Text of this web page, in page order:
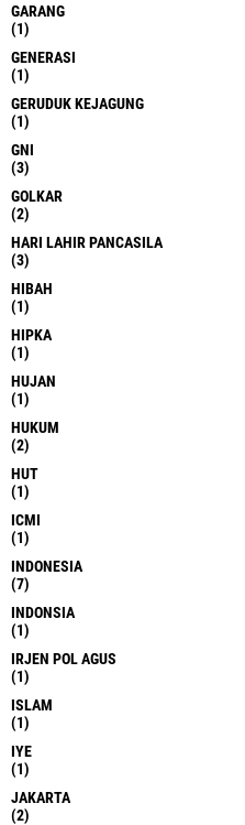
GARANG
(1)
GENERASI
(1)
GERUDUK KEJAGUNG
(1)
GNI
(3)
GOLKAR
(2)
HARI LAHIR PANCASILA
(3)
HIBAH
(1)
HIPKA
(1)
HUJAN
(1)
HUKUM
(2)
HUT
(1)
ICMI
(1)
INDONESIA
(7)
INDONSIA
(1)
IRJEN POL AGUS
(1)
ISLAM
(1)
IYE
(1)
JAKARTA
(2)